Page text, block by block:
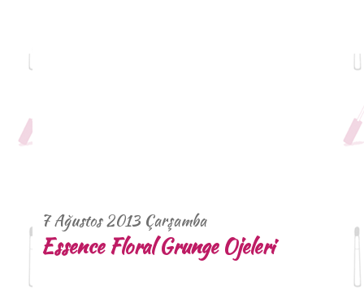
7 Ağustos 2013 Çarşamba
Essence Floral Grunge Ojeleri